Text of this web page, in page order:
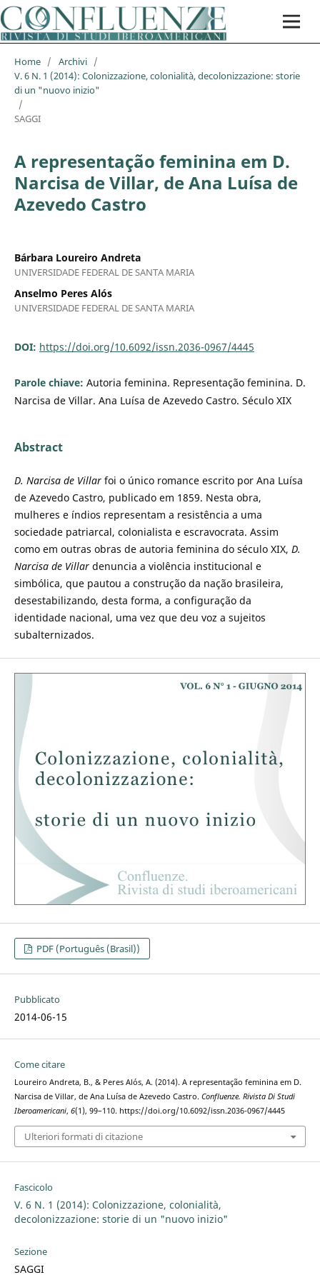
Home / Archivi /
V. 6 N. 1 (2014): Colonizzazione, colonialità, decolonizzazione: storie
di un "nuovo inizio"
/
SAGGI
A representação feminina em D.
Narcisa de Villar, de Ana Luísa de
Azevedo Castro
Bárbara Loureiro Andreta
UNIVERSIDADE FEDERAL DE SANTA MARIA
Anselmo Peres Alós
UNIVERSIDADE FEDERAL DE SANTA MARIA
DOI: https://doi.org/10.6092/issn.2036-0967/4445
Parole chiave: Autoria feminina. Representação feminina. D.
Narcisa de Villar. Ana Luísa de Azevedo Castro. Século XIX
Abstract
D. Narcisa de Villarfoi o único romance escrito por Ana Luísa
de Azevedo Castro, publicado em 1859. Nesta obra,
mulheres e índios representam a resistência a uma
sociedade patriarcal, colonialista e escravocrata. Assim
como em outras obras de autoria feminina do século XIX, D.
Narcisa de Villardenuncia a violência institucional e
simbólica, que pautou a construção da nação brasileira,
desestabilizando, desta forma, a configuração da
identidade nacional, uma vez que deu voz a sujeitos
subalternizados.
PDF (Português (Brasil))
Pubblicato
2014-06-15
Come citare
Loureiro Andreta, B., & Peres Alós, A. (2014). A representação feminina em D.
Narcisa de Villar, de Ana Luísa de Azevedo Castro. Confluenze. Rivista Di Studi
Iberoamericani, 6(1), 99–110. https://doi.org/10.6092/issn.2036-0967/4445
Ulteriori formati di citazione
Fascicolo
V. 6 N. 1 (2014): Colonizzazione, colonialità,
decolonizzazione: storie di un "nuovo inizio"
Sezione
SAGGI